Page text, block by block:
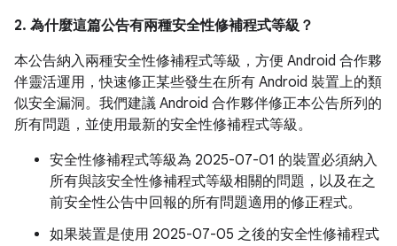
2. 為什麼這篇公告有兩種安全性修補程式等級？
本公告納入兩種安全性修補程式等級，方便 Android 合作夥
伴靈活運用，快速修正某些發生在所有 Android 裝置上的類
似安全漏洞。我們建議 Android 合作夥伴修正本公告所列的
所有問題，並使用最新的安全性修補程式等級。
安全性修補程式等級為 2025-07-01 的裝置必須納入
所有與該安全性修補程式等級相關的問題，以及在之
前安全性公告中回報的所有問題適用的修正程式。
如果裝置是使用 2025-07-05 之後的安全性修補程式